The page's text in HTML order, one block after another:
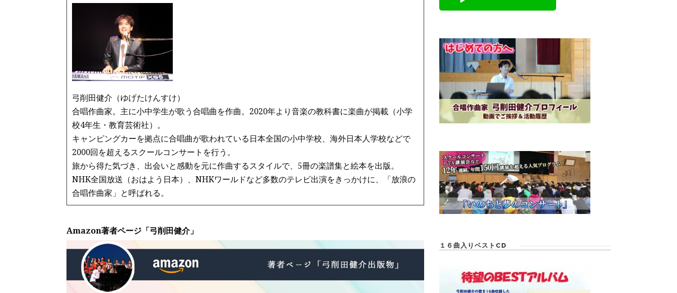
弓削田健介（ゆげたけんすけ）
合唱作曲家。主に小中学生が歌う合唱曲を作曲。2020年より音楽の教科書に楽曲が掲載（小学
校4年生・教育芸術社）。
キャンピングカーを拠点に合唱曲が歌われている日本全国の小中学校、海外日本人学校などで
2000回を超えるスクールコンサートを行う。
旅から得た気づき、出会いと感動を元に作曲するスタイルで、5冊の楽譜集と絵本を出版。
NHK全国放送（おはよう日本）、NHKワールドなど多数のテレビ出演をきっかけに、「放浪の
合唱作曲家」と呼ばれる。
Amazon著者ページ「弓削田健介」
１６曲入りベストCD